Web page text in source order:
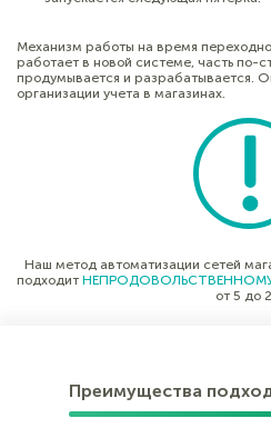
Механизм работы на время
работает в новой системе, часть по-
продумывается и разрабатывается.
организации учета в магазинах.
Наш метод автоматизации сетей
подходит
от 5 до
Преимущества